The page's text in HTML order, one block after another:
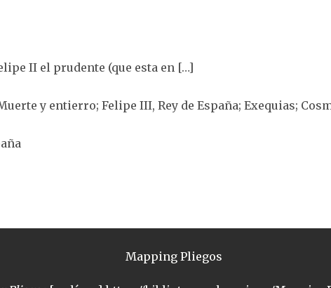
II el prudente (que esta en […]
y entierro; Felipe III, Rey de España; Exequias;
Mapping Pliegos